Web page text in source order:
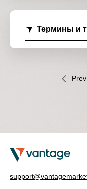
Термины и
Prev